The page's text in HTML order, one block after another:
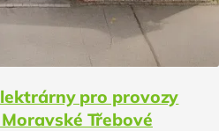
pro provozy
Třebové